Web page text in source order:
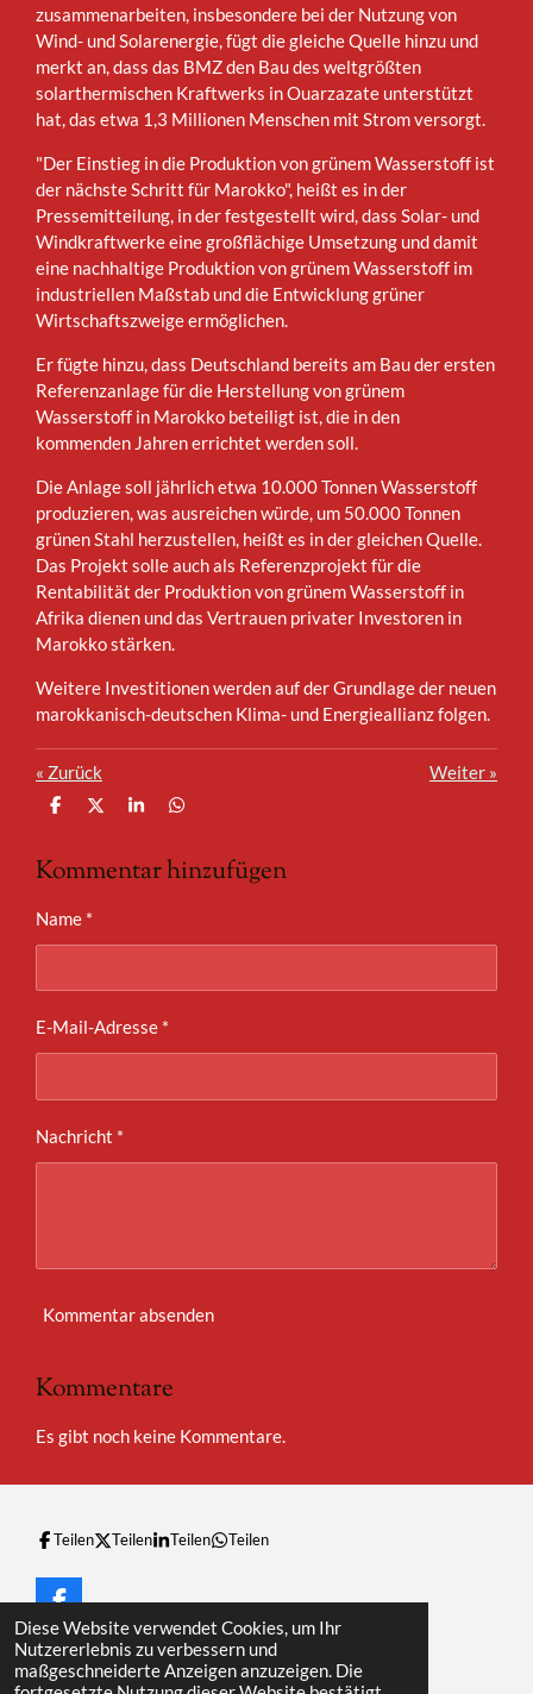
Diese Website verwendet Cookies, um Ihr
Nutzererlebnis zu verbessern und
maßgeschneiderte Anzeigen anzuzeigen. Die
zusammenarbeiten, insbesondere bei der Nutzung von
Wind- und Solarenergie, fügt die gleiche Quelle hinzu und
merkt an, dass das BMZ den Bau des weltgrößten
solarthermischen Kraftwerks in Ouarzazate unterstützt
hat, das etwa 1,3 Millionen Menschen mit Strom versorgt.
"Der Einstieg in die Produktion von grünem Wasserstoff ist
der nächste Schritt für Marokko", heißt es in der
Pressemitteilung, in der festgestellt wird, dass Solar- und
Windkraftwerke eine großflächige Umsetzung und damit
eine nachhaltige Produktion von grünem Wasserstoff im
industriellen Maßstab und die Entwicklung grüner
Wirtschaftszweige ermöglichen.
Er fügte hinzu, dass Deutschland bereits am Bau der ersten
Referenzanlage für die Herstellung von grünem
Wasserstoff in Marokko beteiligt ist, die in den
kommenden Jahren errichtet werden soll.
Die Anlage soll jährlich etwa 10.000 Tonnen Wasserstoff
produzieren, was ausreichen würde, um 50.000 Tonnen
grünen Stahl herzustellen, heißt es in der gleichen Quelle.
Das Projekt solle auch als Referenzprojekt für die
Rentabilität der Produktion von grünem Wasserstoff in
Afrika dienen und das Vertrauen privater Investoren in
Marokko stärken.
Weitere Investitionen werden auf der Grundlage der neuen
marokkanisch-deutschen Klima- und Energieallianz folgen.
« Zurück Weiter »
T
l
e
T
l
e
T
l
e
T
l
e
Kommentar hinzufügen
Name *
E-Mail-Adresse *
Nachricht *
Kommentar absenden
Kommentare
Es gibt noch keine Kommentare.
Teilen Teilen Teilen Teilen
F
a
c
e
© 2023 - 2026 Marokko Nachrichtenüberblick
Mit Unterstützung von Webador